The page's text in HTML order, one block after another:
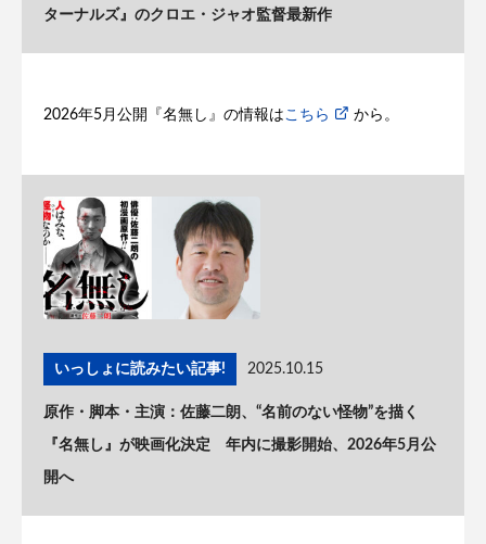
ターナルズ』のクロエ・ジャオ監督最新作
2026年5月公開『名無し』の情報はこちら から。
いっしょに読みたい記事! 2025.10.15
原作・脚本・主演：佐藤二朗、“名前のない怪物”を描く
『名無し』が映画化決定 年内に撮影開始、2026年5月公
開へ